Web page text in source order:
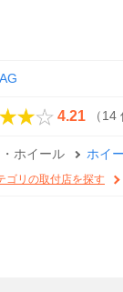
4.21 （14
ホイール ホイ
ゴリの取付店を探す